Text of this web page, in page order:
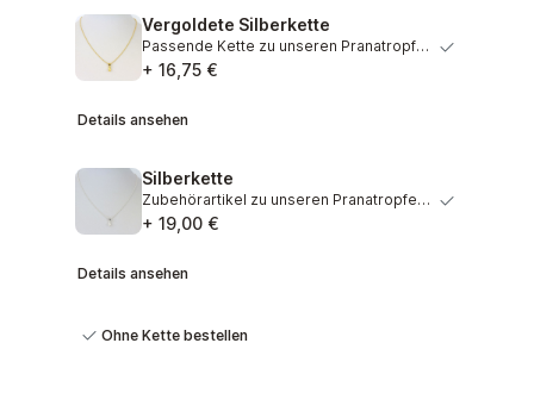
Vergoldete Silberkette
Passende Kette zu unseren Pranatropfen. Anmutige Kette au…
+ 16,75 €
Details ansehen
Silberkette
Zubehörartikel zu unseren Pranatropfen. Wunderschöne Kett…
+ 19,00 €
Details ansehen
Ohne Kette bestellen